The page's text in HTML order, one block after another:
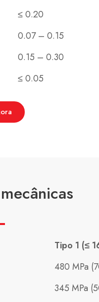
≤ 0.20
0.07 – 0.15
0.15 – 0.30
≤ 0.05
Tipo 1 (≤
480 MPa
345 MPa